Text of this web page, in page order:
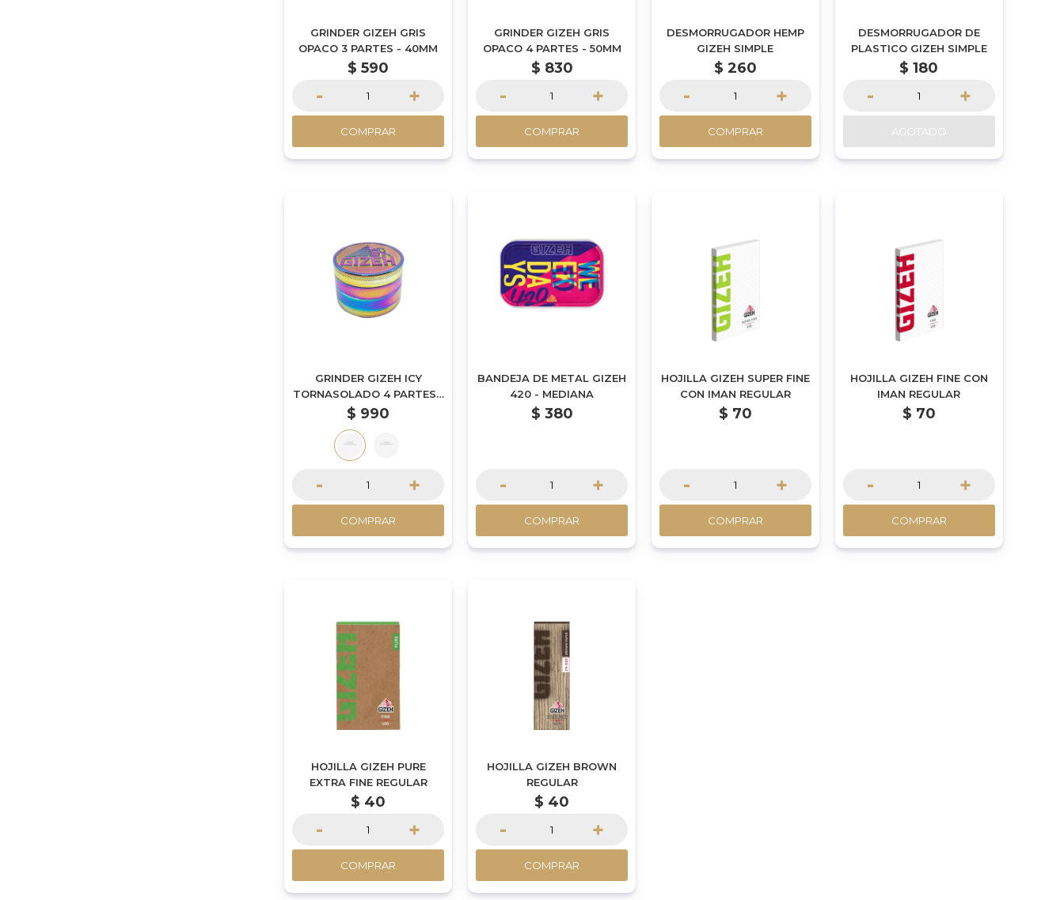
GRINDER GIZEH GRIS
OPACO 3 PARTES - 40MM
$ 590
- +
COMPRAR
GRINDER GIZEH GRIS
OPACO 4 PARTES - 50MM
$ 830
- +
COMPRAR
DESMORRUGADOR HEMP
GIZEH SIMPLE
$ 260
- +
COMPRAR
DESMORRUGADOR DE
PLASTICO GIZEH SIMPLE
$ 180
- +
AGOTADO
GRINDER GIZEH ICY
TORNASOLADO 4 PARTES -
50 MM
$ 990
- +
COMPRAR
BANDEJA DE METAL GIZEH
420 - MEDIANA
$ 380
- +
COMPRAR
HOJILLA GIZEH SUPER FINE
CON IMAN REGULAR
$ 70
- +
COMPRAR
HOJILLA GIZEH FINE CON
IMAN REGULAR
$ 70
- +
COMPRAR
HOJILLA GIZEH PURE
EXTRA FINE REGULAR
$ 40
- +
COMPRAR
HOJILLA GIZEH BROWN
REGULAR
$ 40
- +
COMPRAR